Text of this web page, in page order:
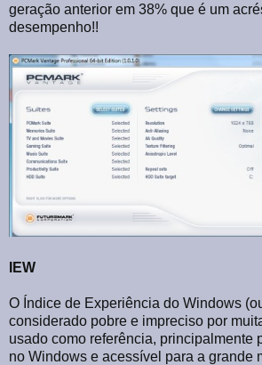
geração anterior em 38% que é um
desempenho!!
IEW
O Índice de Experiência do Windows
considerado pobre e impreciso por
usado como referência, principalmente
no Windows e acessível para a grande